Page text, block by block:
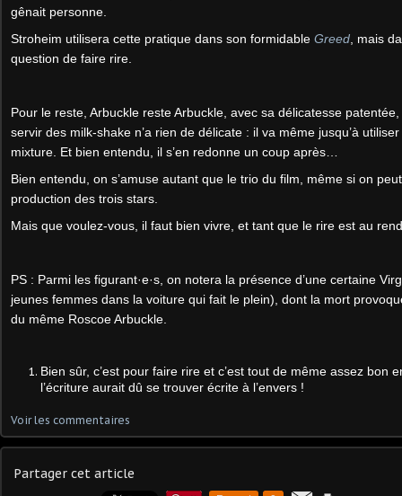
gênait personne.
Stroheim utilisera cette pratique dans son formidable Greed , mais
question de faire rire.
Pour le reste, Arbuckle reste Arbuckle, avec sa délicatesse
servir des milk-shake n’a rien de délicate : il va même jusqu’à
mixture. Et bien entendu, il s’en redonne un coup après…
Bien entendu, on s’amuse autant que le trio du film, même si on
production des trois stars.
Mais que voulez-vous, il faut bien vivre, et tant que le rire est au
PS : Parmi les figurant·e·s, on notera la présence d’une certaine
jeunes femmes dans la voiture qui fait le plein), dont la mort
du même Roscoe Arbuckle.
Bien sûr, c’est pour faire rire et c’est tout de même assez bon
l’écriture aurait dû se trouver écrite à l’envers !
Voir les commentaires
Partager cet article